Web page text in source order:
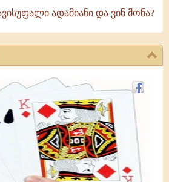
ადამიანი და ვინ მონა?